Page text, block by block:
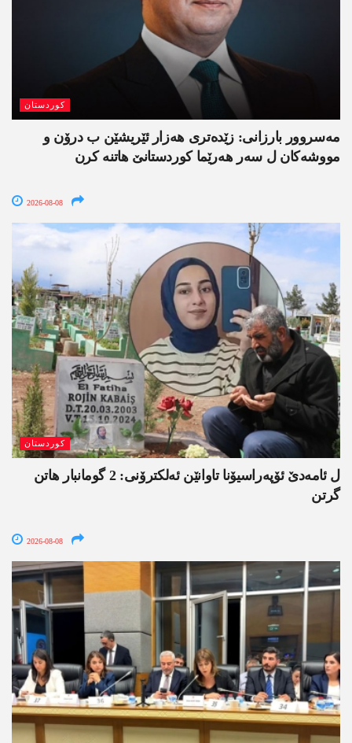
کوردستان
مەسروور بارزانی: زێدەتری ھەزار ئێریشێن ب درۆن و
مووشەکان ل سەر ھەرێما کوردستانێ ھاتنە کرن
2026-08-08
کوردستان
ل ئامەدێ ئۆپەراسیۆنا تاوانێن ئەلکترۆنی: 2 گومانبار ھاتن
گرتن
2026-08-08